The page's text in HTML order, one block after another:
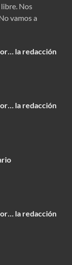
Nos
vamos a
la redacción
la redacción
la redacción